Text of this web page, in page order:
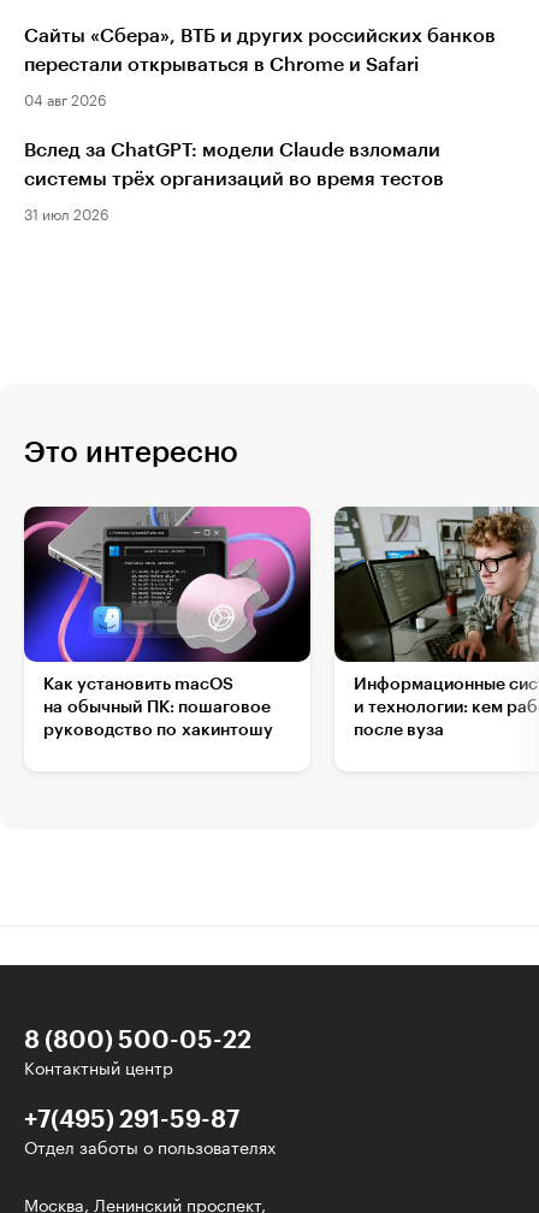
Сайты «Сбера», ВТБ и других российских банков
перестали открываться в Chrome и Safari
04 авг 2026
Вслед за ChatGPT: модели Claude взломали
системы трёх организаций во время тестов
31 июл 2026
Это интересно
Как установить macOS
на обычный ПК: пошаговое
руководство по хакинтошу
Информационные
и технологии: кем
после вуза
8 (800) 500-05-22
Контактный центр
+7(495) 291-59-87
Отдел заботы о пользователях
Москва, Ленинский проспект,
Интересное - на почту!